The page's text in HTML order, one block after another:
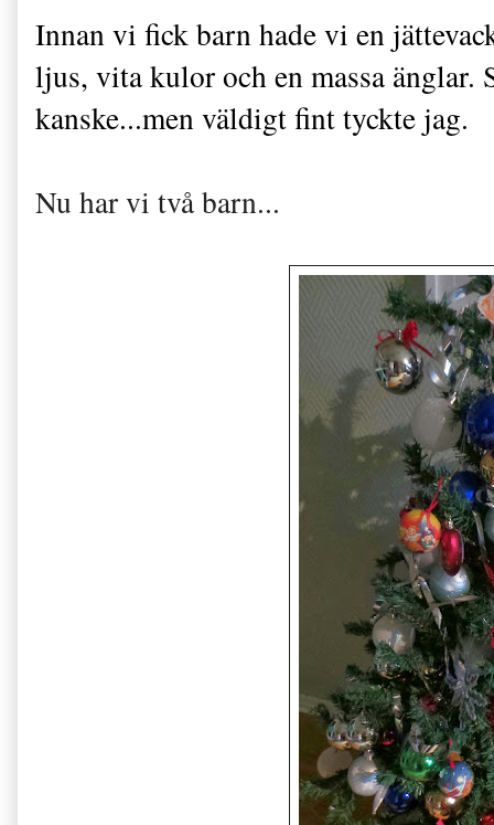
Innan vi fick barn hade vi en
ljus, vita kulor och en massa
kanske...men väldigt fint tyckte jag.
Nu har vi två barn...